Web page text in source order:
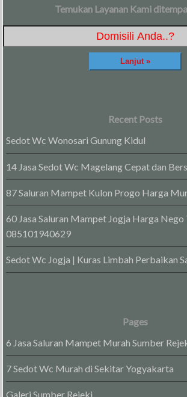
Temukan Layanan Kami
Recent Posts
Sedot Wc Wonosari Gunung Kidul
14 Jasa Sedot Wc Magelang Cepat dan
87 Saluran Mampet Kulon Progo Harga
60 Jasa Saluran Mampet Jogja Harga Nego
085101940629
Sedot Wc Jogja | Kuras Limbah Perbaikan
Pages
6 Jasa Saluran Mampet Murah Sumber
7 Sedot Wc Murah di Sekitar Yogyakarta
Galeri Sumber Rejeki